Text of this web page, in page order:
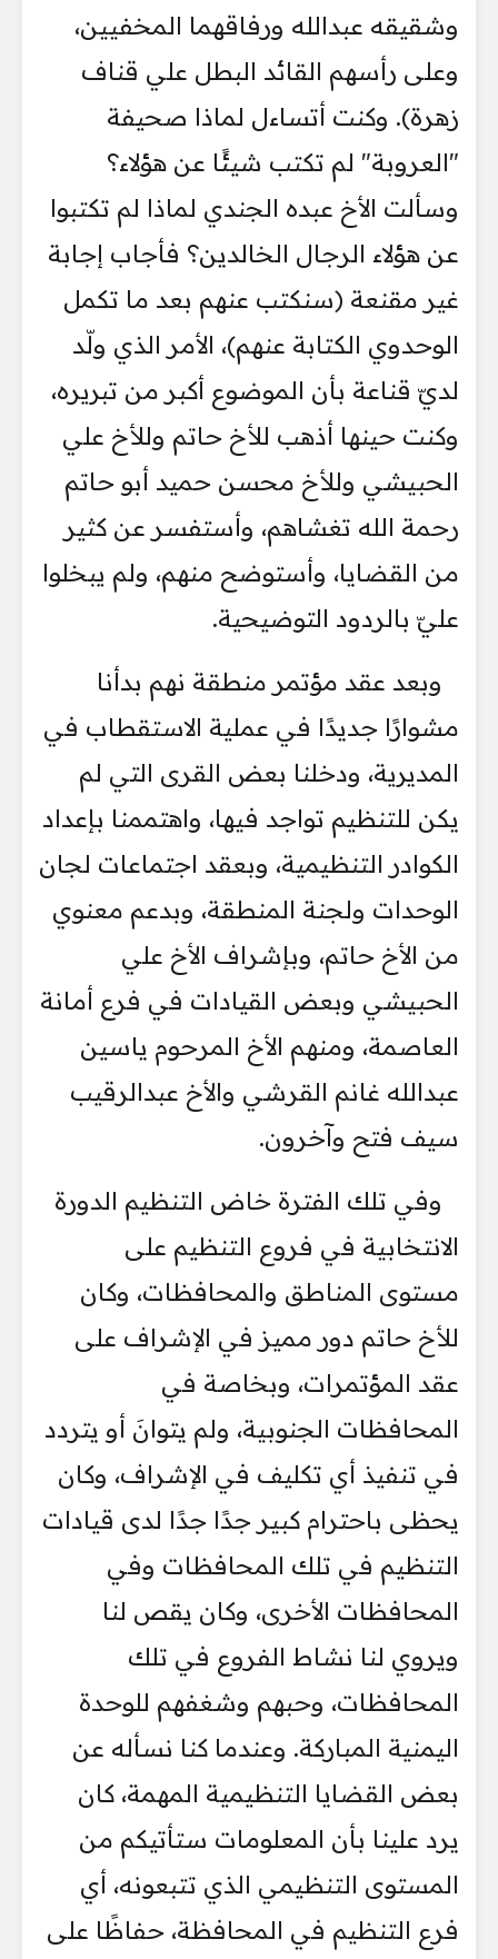
وشقيقه عبدالله ورفاقهما المخفيين،
وعلى رأسهم القائد البطل علي قناف
زهرة). وكنت أتساءل لماذا صحيفة
"العروبة" لم تكتب شيئًا عن هؤلاء؟
وسألت الأخ عبده الجندي لماذا لم تكتبوا
عن هؤلاء الرجال الخالدين؟ فأجاب إجابة
غير مقنعة (سنكتب عنهم بعد ما تكمل
الوحدوي الكتابة عنهم)، الأمر الذي ولّد
لديّ قناعة بأن الموضوع أكبر من تبريره،
وكنت حينها أذهب للأخ حاتم وللأخ علي
الحبيشي وللأخ محسن حميد أبو حاتم
رحمة الله تغشاهم، وأستفسر عن كثير
من القضايا، وأستوضح منهم، ولم يبخلوا
عليّ بالردود التوضيحية.
وبعد عقد مؤتمر منطقة نهم بدأنا
مشوارًا جديدًا في عملية الاستقطاب في
المديرية، ودخلنا بعض القرى التي لم
يكن للتنظيم تواجد فيها، واهتممنا بإعداد
الكوادر التنظيمية، وبعقد اجتماعات لجان
الوحدات ولجنة المنطقة، وبدعم معنوي
من الأخ حاتم، وبإشراف الأخ علي
الحبيشي وبعض القيادات في فرع أمانة
العاصمة، ومنهم الأخ المرحوم ياسين
عبدالله غانم القرشي والأخ عبدالرقيب
سيف فتح وآخرون.
وفي تلك الفترة خاض التنظيم الدورة
الانتخابية في فروع التنظيم على
مستوى المناطق والمحافظات، وكان
للأخ حاتم دور مميز في الإشراف على
عقد المؤتمرات، وبخاصة في
المحافظات الجنوبية، ولم يتوانَ أو يتردد
في تنفيذ أي تكليف في الإشراف، وكان
يحظى باحترام كبير جدًا جدًا لدى قيادات
التنظيم في تلك المحافظات وفي
المحافظات الأخرى، وكان يقص لنا
ويروي لنا نشاط الفروع في تلك
المحافظات، وحبهم وشغفهم للوحدة
اليمنية المباركة. وعندما كنا نسأله عن
بعض القضايا التنظيمية المهمة، كان
يرد علينا بأن المعلومات ستأتيكم من
المستوى التنظيمي الذي تتبعونه، أي
فرع التنظيم في المحافظة، حفاظًا على